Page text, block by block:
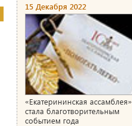
15 Декабря 2022
«Екатерининская ассамблея»
стала благотворительным
событием года